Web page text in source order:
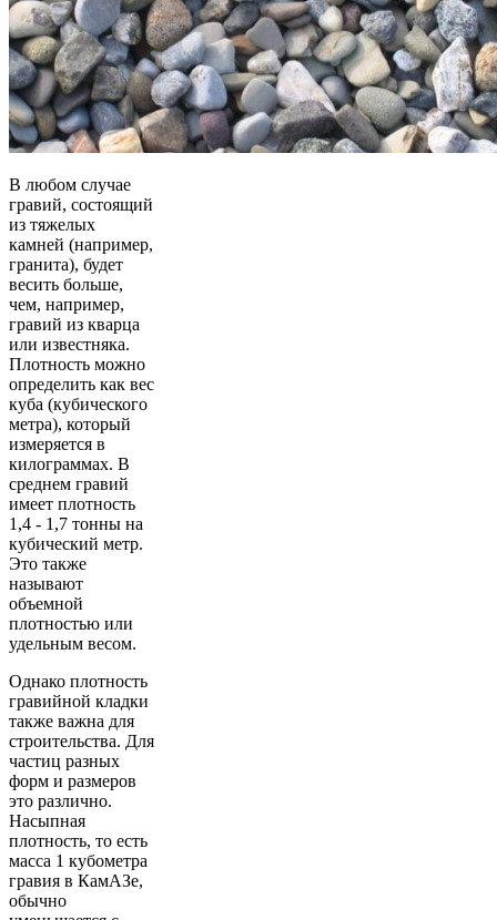
В любом случае
гравий, состоящий
из тяжелых
камней (например,
гранита), будет
весить больше,
чем, например,
гравий из кварца
или известняка.
Плотность можно
определить как вес
куба (кубического
метра), который
измеряется в
килограммах. В
среднем гравий
имеет плотность
1,4 - 1,7 тонны на
кубический метр.
Это также
называют
объемной
плотностью или
удельным весом.
Однако плотность
гравийной кладки
также важна для
строительства. Для
частиц разных
форм и размеров
это различно.
Насыпная
плотность, то есть
масса 1 кубометра
гравия в КамАЗе,
обычно